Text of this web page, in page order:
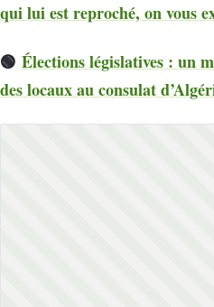
qui lui est reproché, on vous
🟢 Élections législatives : un
des locaux au consulat